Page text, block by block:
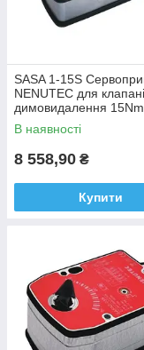
SASA 1-15S
NENUTEC для
димовидалення
В наявності
8 558,90 ₴
Купити